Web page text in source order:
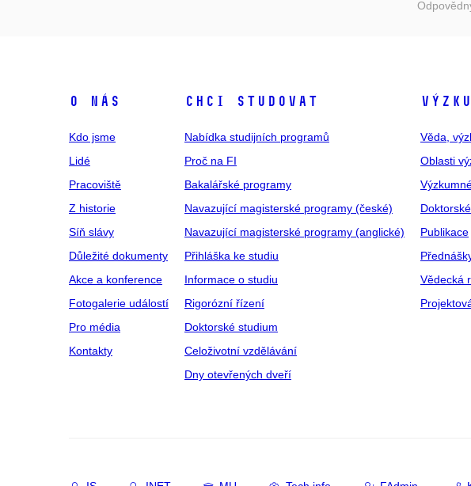
O NÁS
Kdo jsme
Lidé
Pracoviště
Z historie
Síň slávy
Důležité dokumenty
Akce a konference
Fotogalerie událostí
Pro média
Kontakty
CHCI STUDOVAT
Nabídka studijních programů
Proč na FI
Bakalářské programy
Navazující magisterské programy (české)
Navazující magisterské programy (anglické)
Přihláška ke studiu
Informace o studiu
Rigorózní řízení
Doktorské studium
Celoživotní vzdělávání
Dny otevřených dveří
Věda,
Oblasti
Publikace
Vědecká